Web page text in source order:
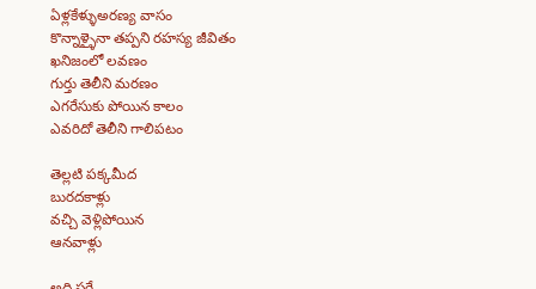
ఏళ్లకేళ్ళుఅరణ్య వాసం
కొన్నాళ్ళైనా తప్పని రహస్య జీవితం
ఖనిజంలో లవణం
గుర్తు తెలీని మరణం
ఎగరేసుకు పోయిన కాలం
ఎవరిదో తెలీని గాలిపటం
తెల్లటి పక్కమీద
బురదకాళ్లు
వచ్చి వెళ్లిపోయిన
ఆనవాళ్లు